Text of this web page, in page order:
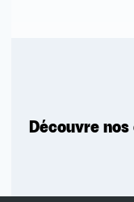
Découvre